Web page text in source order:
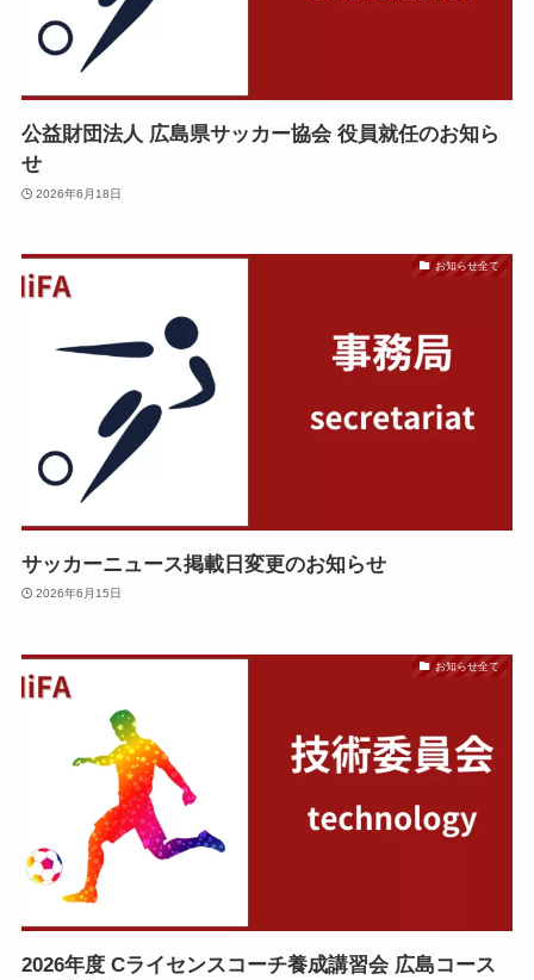
公益財団法人 広島県サッカー協会 役員就任のお知ら
せ
2026年6月18日
お知らせ全て
サッカーニュース掲載日変更のお知らせ
2026年6月15日
お知らせ全て
2026年度 Cライセンスコーチ養成講習会 広島コース